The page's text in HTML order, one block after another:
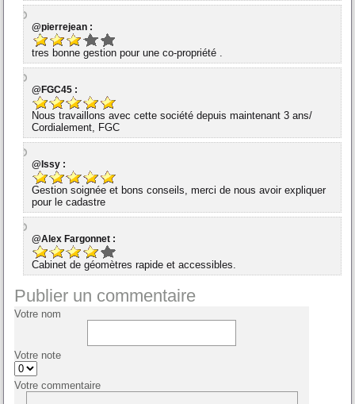
@pierrejean :
tres bonne gestion pour une co-propriété .
@FGC45 :
Nous travaillons avec cette société depuis maintenant 3 ans/
Cordialement, FGC
@Issy :
Gestion soignée et bons conseils, merci de nous avoir expliquer
pour le cadastre
@Alex Fargonnet :
Cabinet de géomètres rapide et accessibles.
Publier un commentaire
Votre nom
Votre note
Votre commentaire